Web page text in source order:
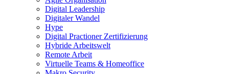
Digital Leadership
Digitaler Wandel
Hype
Digital Practioner Zertifizierung
Hybride Arbeitswelt
Remote Arbeit
Virtuelle Teams & Homeoffice